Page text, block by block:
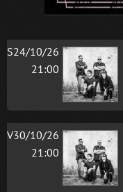
S24/10/26
21:00
V30/10/26
21:00